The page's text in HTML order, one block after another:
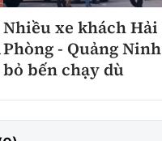
Nhiều xe khách Hải
Phòng - Quảng Ninh
bỏ bến chạy dù